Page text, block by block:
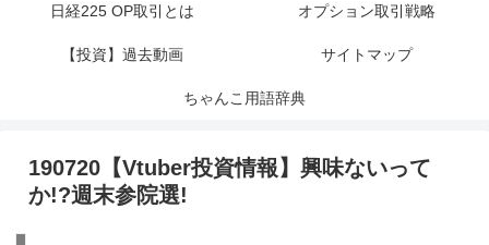
日経225 OP取引とは オプション取引戦略
【投資】過去動画 サイトマップ
ちゃんこ用語辞典
190720【Vtuber投資情報】興味ないって
か!?週末参院選!